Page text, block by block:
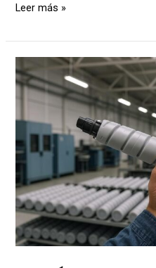
Leer más »
Qué
es
tóner:
Diferencias
y
Similitudes
respecto
a
la